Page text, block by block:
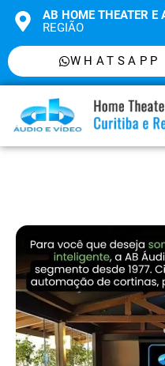
AB HOME THEATER E
REGIÃO
WHATSAPP